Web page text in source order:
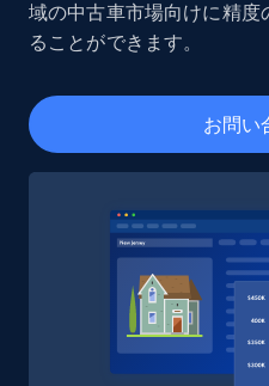
Social media
714+
Amazon Reviews
URL, Product name,
rating object, Product
Author name, Asin, and
eCommerce
域の中古車市場向けに精
ることができます。
お問い